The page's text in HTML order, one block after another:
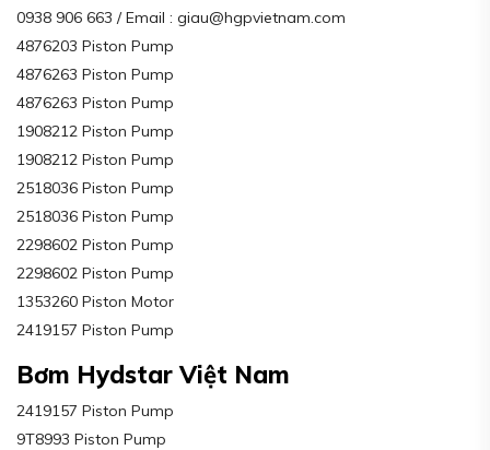
0938 906 663 / Email : giau@hgpvietnam.com
4876203 Piston Pump
4876263 Piston Pump
4876263 Piston Pump
1908212 Piston Pump
1908212 Piston Pump
2518036 Piston Pump
2518036 Piston Pump
2298602 Piston Pump
2298602 Piston Pump
1353260 Piston Motor
2419157 Piston Pump
Bơm Hydstar Việt Nam
2419157 Piston Pump
9T8993 Piston Pump